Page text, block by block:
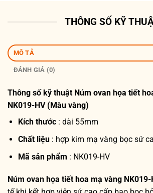
THÔNG SỐ KỸ
MÔ TẢ
ĐÁNH GIÁ (0)
Thông số kỹ thuật Núm ovan họa tiết
NK019-HV (Màu vàng)
Kích thước: dài 55mm
Chất liệu: hợp kim mạ vàng bọc sứ
Mã sản phẩm : NK019-HV
Núm ovan họa tiết hoa mạ vàng NK019-